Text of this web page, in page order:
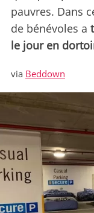
pauvres. Dans
de bénévoles a
le jour en
via Beddown